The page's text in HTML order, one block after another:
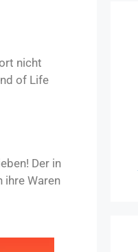
nicht
of Life
Der in
ihre Waren